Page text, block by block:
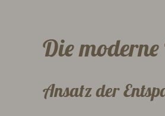
Die
Ansatz der